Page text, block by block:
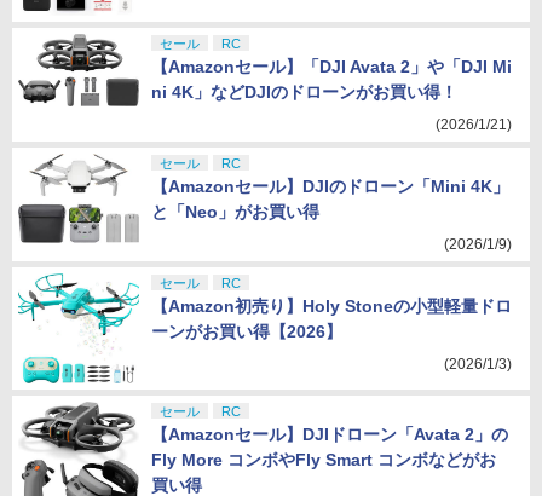
セール RC
【Amazonセール】「DJI Avata 2」や「DJI Mi
ni 4K」などDJIのドローンがお買い得！
(2026/1/21)
セール RC
【Amazonセール】DJIのドローン「Mini 4K」
と「Neo」がお買い得
(2026/1/9)
セール RC
【Amazon初売り】Holy Stoneの小型軽量ドロ
ーンがお買い得【2026】
(2026/1/3)
セール RC
【Amazonセール】DJIドローン「Avata 2」の
Fly More コンボやFly Smart コンボなどがお
買い得